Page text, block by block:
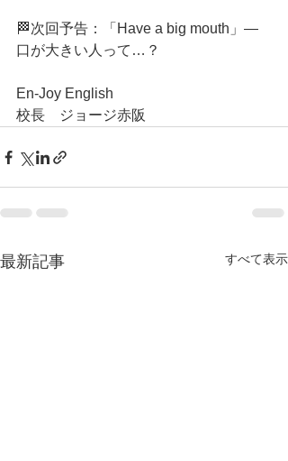
🏁次回予告：「Have a big mouth」—
口が大きい人って…？
En-Joy English
校長　ジョージ赤阪
最新記事 すべて表示